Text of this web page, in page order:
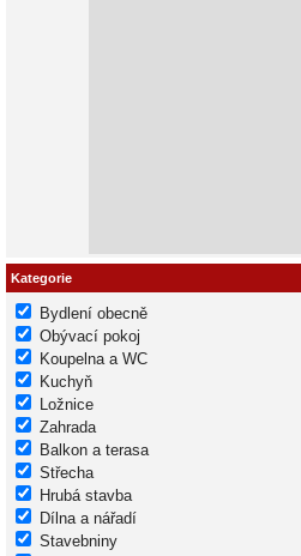
Kategorie
Bydlení obecně
Obývací pokoj
Koupelna a WC
Kuchyň
Ložnice
Zahrada
Balkon a terasa
Střecha
Hrubá stavba
Dílna a nářadí
Stavebniny